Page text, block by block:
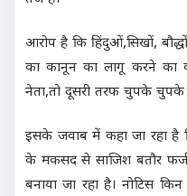
आरोप है कि हिंदुओं,सिखों,
का कानून का लागू करने का
नेता,तो दूसरी तरफ चुपके चुपके
इसके जवाब में कहा जा रहा
के मकसद से साजिश बतौर
बनाया जा रहा है। नोटिस